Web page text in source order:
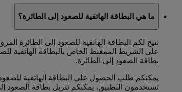
ما هي البطاقة الهاتفية للصعود إلى الطائرة؟
تتيح لكم البطاقة الهاتفية للصعود إلى الطائرة
على الشريط الممغنط الخاص بالبطاقة الهاتفية
بطاقة الصعود إلى الطائرة.
يمكنكم طلب الحصول على البطاقة الهاتفية
تستخدمون التطبيق، يمكنكم تنزيل بطاقة الصعود